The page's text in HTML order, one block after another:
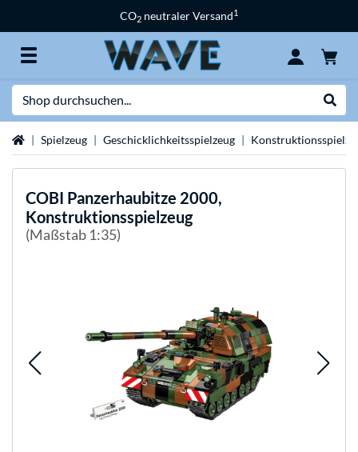
CO2 neutraler Versand1
StartseiteSpielzeug Geschicklichkeitsspielzeug
COBI Panzerhaubitze 2000,
Konstruktionsspielzeug
(Maßstab 1:35)